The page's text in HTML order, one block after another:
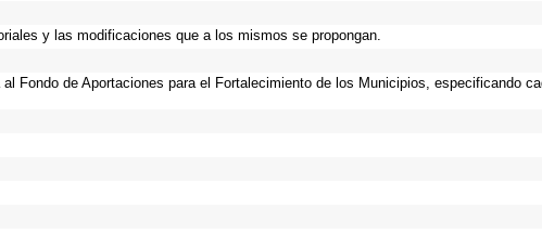
y las modificaciones que a los mismos se propongan.
Fondo de Aportaciones para el Fortalecimiento de los Municipios, especificando